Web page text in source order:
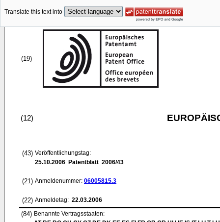
Translate this text into
(19)
(12)
(43) Veröffentlichungstag:
25.10.2006 Patentblatt 2006/43
(21) Anmeldenummer: 06005815.3
(22) Anmeldetag: 22.03.2006
(84) Benannte Vertragsstaaten: